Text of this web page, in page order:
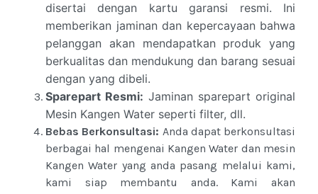
disertai dengan kartu garansi resmi. Ini
memberikan jaminan dan kepercayaan bahwa
pelanggan akan mendapatkan produk yang
berkualitas dan mendukung dan barang sesuai
dengan yang dibeli.
Sparepart Resmi: Jaminan sparepart original
Mesin Kangen Water seperti filter, dll.
Bebas Berkonsultasi: Anda dapat berkonsultasi
berbagai hal mengenai Kangen Water dan mesin
Kangen Water yang anda pasang melalui kami,
kami siap membantu anda. Kami akan